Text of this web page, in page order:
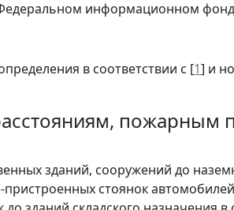
информационном
в соответствии с [1] и
пожарным
зданий, сооружений до
стоянок